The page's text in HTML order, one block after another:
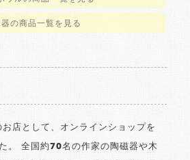
器の商品一覧を見る
店として、オンラインショップを
。 全国約70名の作家の陶磁器や木